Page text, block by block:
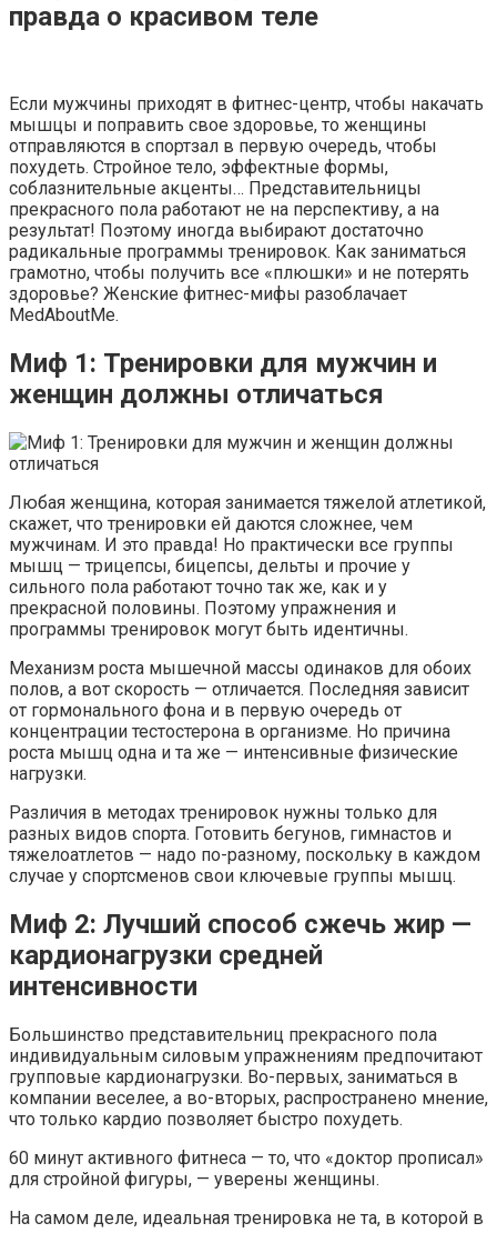
правда о красивом теле
Если мужчины приходят в фитнес-центр, чтобы накачать
мышцы и поправить свое здоровье, то женщины
отправляются в спортзал в первую очередь, чтобы
похудеть. Стройное тело, эффектные формы,
соблазнительные акценты… Представительницы
прекрасного пола работают не на перспективу, а на
результат! Поэтому иногда выбирают достаточно
радикальные программы тренировок. Как заниматься
грамотно, чтобы получить все «плюшки» и не потерять
здоровье? Женские фитнес-мифы разоблачает
MedAboutMe.
Миф 1: Тренировки для мужчин и
женщин должны отличаться
Любая женщина, которая занимается тяжелой атлетикой,
скажет, что тренировки ей даются сложнее, чем
мужчинам. И это правда! Но практически все группы
мышц — трицепсы, бицепсы, дельты и прочие у
сильного пола работают точно так же, как и у
прекрасной половины. Поэтому упражнения и
программы тренировок могут быть идентичны.
Механизм роста мышечной массы одинаков для обоих
полов, а вот скорость — отличается. Последняя зависит
от гормонального фона и в первую очередь от
концентрации тестостерона в организме. Но причина
роста мышц одна и та же — интенсивные физические
нагрузки.
Различия в методах тренировок нужны только для
разных видов спорта. Готовить бегунов, гимнастов и
тяжелоатлетов — надо по-разному, поскольку в каждом
случае у спортсменов свои ключевые группы мышц.
Миф 2: Лучший способ сжечь жир —
кардионагрузки средней
интенсивности
Большинство представительниц прекрасного пола
индивидуальным силовым упражнениям предпочитают
групповые кардионагрузки. Во-первых, заниматься в
компании веселее, а во-вторых, распространено мнение,
что только кардио позволяет быстро похудеть.
60 минут активного фитнеса — то, что «доктор прописал»
для стройной фигуры, — уверены женщины.
На самом деле, идеальная тренировка не та, в которой в